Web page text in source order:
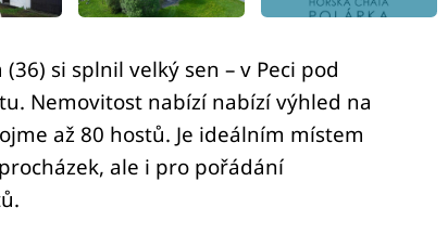
si splnil velký sen – v Peci pod
Nemovitost nabízí nabízí výhled na
až 80 hostů. Je ideálním místem
ale i pro pořádání